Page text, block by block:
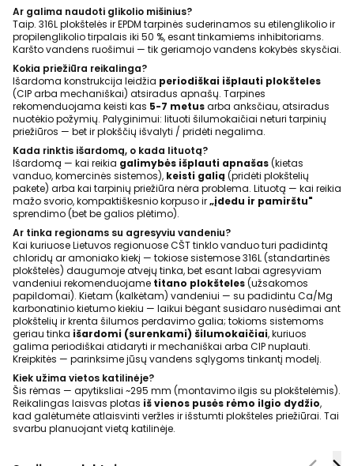
Ar galima naudoti glikolio mišinius?
Taip. 316L plokštelės ir EPDM tarpinės suderinamos su etilenglikolio ir
propilenglikolio tirpalais iki 50 %, esant tinkamiems inhibitoriams.
Karšto vandens ruošimui — tik geriamojo vandens kokybės skysčiai.
Kokia priežiūra reikalinga?
Išardoma konstrukcija leidžia periodiškai išplauti plokšteles
(CIP arba mechaniškai) atsiradus apnašų. Tarpines
rekomenduojama keisti kas 5-7 metusarba anksčiau, atsiradus
nuotėkio požymių. Palyginimui: lituoti šilumokaičiai neturi tarpinių
priežiūros — bet ir plokščių išvalyti / pridėti negalima.
Kada rinktis išardomą, o kada lituotą?
Išardomą — kai reikia galimybės išplauti apnašas(kietas
vanduo, komercinės sistemos), keisti galią (pridėti plokštelių
pakete) arba kai tarpinių priežiūra nėra problema. Lituotą — kai reikia
mažo svorio, kompaktiškesnio korpuso ir„įdedu ir pamirštu"
sprendimo (bet be galios plėtimo).
Ar tinka regionams su agresyviu vandeniu?
Kai kuriuose Lietuvos regionuose CŠT tinklo vanduo turi padidintą
chloridų ar amoniako kiekį — tokiose sistemose 316L (standartinės
plokštelės) daugumoje atvejų tinka, bet esant labai agresyviam
vandeniui rekomenduojame titano plokšteles(užsakomos
papildomai). Kietam (kalkėtam) vandeniui — su padidintu Ca/Mg
karbonatinio kietumo kiekiu — laikui bėgant susidaro nusėdimai ant
plokštelių ir krenta šilumos perdavimo galia; tokioms sistemoms
geriau tinka išardomi (surenkami) šilumokaičiai, kuriuos
galima periodiškai atidaryti ir mechaniškai arba CIP nuplauti.
Kreipkitės — parinksime jūsų vandens sąlygoms tinkantį modelį.
Kiek užima vietos katilinėje?
Šis rėmas — apytiksliai ~295 mm (montavimo ilgis su plokštelėmis).
Reikalingas laisvas plotas iš vienos pusės rėmo ilgio dydžio,
kad galėtumėte atlaisvinti veržles ir išstumti plokšteles priežiūrai. Tai
svarbu planuojant vietą katilinėje.